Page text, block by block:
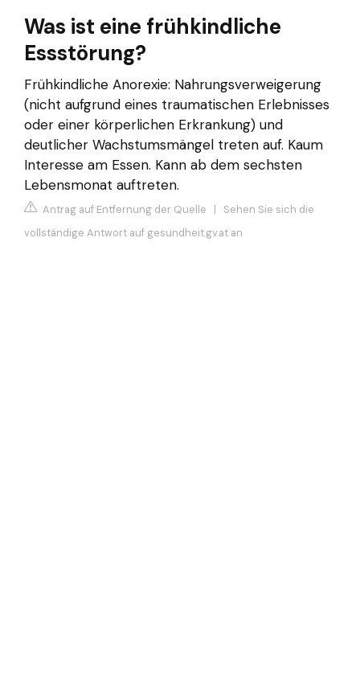
Was ist eine frühkindliche
Essstörung?
Frühkindliche Anorexie: Nahrungsverweigerung
(nicht aufgrund eines traumatischen Erlebnisses
oder einer körperlichen Erkrankung) und
deutlicher Wachstumsmängel treten auf. Kaum
Interesse am Essen. Kann ab dem sechsten
Lebensmonat auftreten.
Antrag auf Entfernung der Quelle | Sehen Sie sich die
vollständige Antwort auf gesundheit.gv.at an